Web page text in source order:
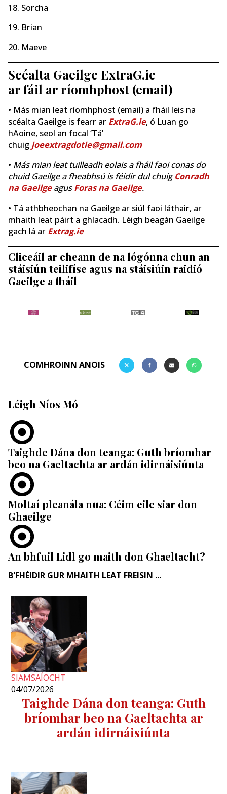
18. Sorcha
19. Brian
20. Maeve
Scéalta Gaeilge ExtraG.ie
ar fáil ar ríomhphost (email)
• Más mian leat ríomhphost (email) a fháil leis na
scéalta Gaeilge is fearr ar ExtraG.ie, ó Luan go
hAoine, seol an focal ‘Tá’
chuig joeextragdotie@gmail.com
• Más mian leat tuilleadh eolais a fháil faoi conas do
chuid Gaeilge a fheabhsú is féidir dul chuigConradh
na GaeilgeagusForas na Gaeilge.
• Tá athbheochan na Gaeilge ar siúl faoi láthair, ar
mhaith leat páirt a ghlacadh. Léigh beagán Gaeilge
gach lá ar Extrag.ie
Cliceáil ar cheann de na lógónna chun an
stáisiún teilifíse agus na stáisiúin raidió
Gaeilge a fháil
COMHROINN ANOIS
Léigh Níos Mó
Taighde Dána don teanga: Guth bríomhar
beo na Gaeltachta ar ardán idirnáisiúnta
Moltaí pleanála nua: Céim eile siar don
Ghaeilge
An bhfuil Lidl go maith don Ghaeltacht?
B'FHÉIDIR GUR MHAITH LEAT FREISIN ...
SIAMSAÍOCHT
04/07/2026
Taighde Dána don teanga: Guth
bríomhar beo na Gaeltachta ar
ardán idirnáisiúnta